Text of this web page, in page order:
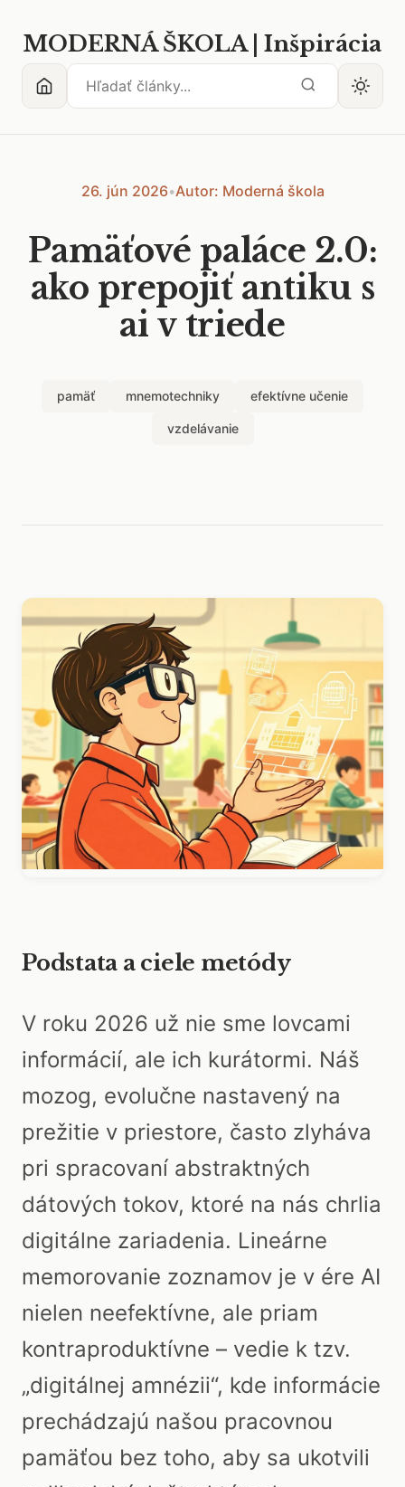
MODERNÁ ŠKOLA | Inšpirácia
26. jún 2026•Autor: Moderná škola
Pamäťové paláce 2.0:
ako prepojiť antiku s
ai v triede
pamäť mnemotechniky efektívne učenie
vzdelávanie
Podstata a ciele metódy
V roku 2026 už nie sme lovcami
informácií, ale ich kurátormi. Náš
mozog, evolučne nastavený na
prežitie v priestore, často zlyháva
pri spracovaní abstraktných
dátových tokov, ktoré na nás chrlia
digitálne zariadenia. Lineárne
memorovanie zoznamov je v ére AI
nielen neefektívne, ale priam
kontraproduktívne – vedie k tzv.
„digitálnej amnézii“, kde informácie
prechádzajú našou pracovnou
pamäťou bez toho, aby sa ukotvili